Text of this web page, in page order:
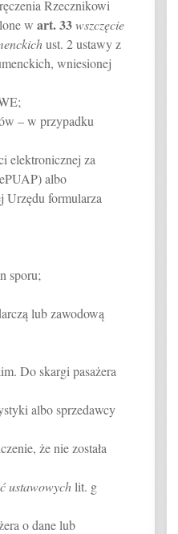
Rzecznikowi
w art.33wszczęcie
ust. 2 ustawy z
wniesionej
– w przypadku
elektronicznej za
albo
Urzędu formularza
sporu;
lub zawodową
Do skargi pasażera
albo sprzedawcy
że nie została
ustawowychlit. g
o dane lub